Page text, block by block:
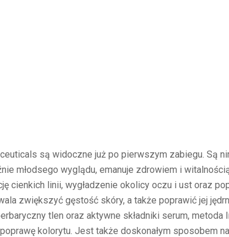
są widoczne już po pierwszym zabiegu. Są
młodsego wyglądu, emanuje zdrowiem i
cienkich linii, wygładzenie okolicy oczu i ust oraz
zwiększyć gęstość skóry, a także poprawić jej
tlen oraz aktywne składniki serum,
kolorytu. Jest także doskonałym sposobem